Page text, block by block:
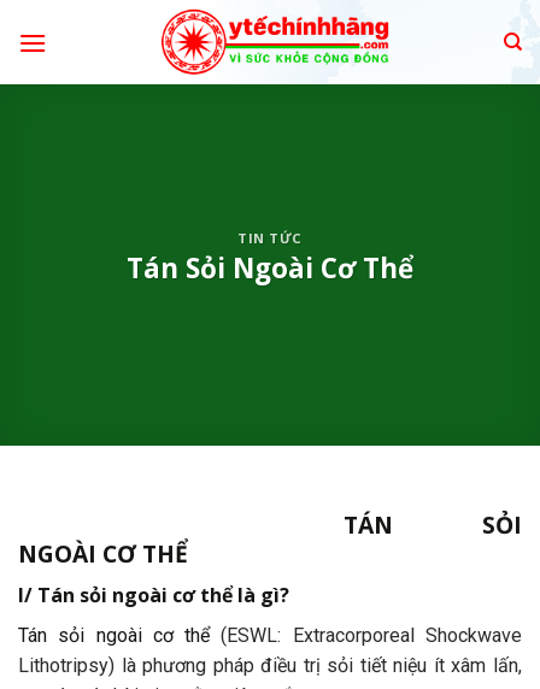
TIN TỨC
Tán Sỏi Ngoài Cơ Thể
TÁN SỎI
NGOÀI CƠ THỂ
I/ Tán sỏi ngoài cơ thể là gì?
Tán sỏi ngoài cơ thể(ESWL: Extracorporeal Shockwave
Lithotripsy) là phương pháp điều trị sỏi tiết niệu ít xâm lấn,